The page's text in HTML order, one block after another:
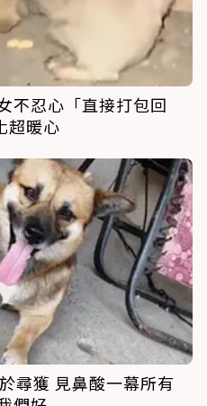
不忍心「直接打包回
超暖心
尋獲 見鼻酸一幕所有